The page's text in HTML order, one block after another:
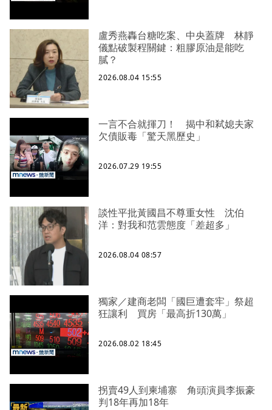
盧秀燕轟台糖吃案、中央蓋牌 林靜
儀點破製程關鍵：粗膠原油是能吃
膩？
2026.08.04 15:55
一言不合就揮刀！ 揭中和弒媳夫家
欠債販毒「驚天黑歷史」
2026.07.29 19:55
談性平批黃國昌不尊重女性 沈伯
洋：對我和范雲態度「差超多」
2026.08.04 08:57
獨家／建商老闆「國巨遭套牢」祭超
狂讓利 買房「最高折130萬」
2026.08.02 18:45
拐賣49人到柬埔寨 角頭演員李振豪
判18年再加18年